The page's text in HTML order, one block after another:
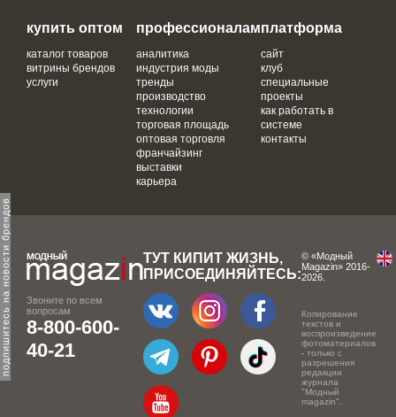
подпишитесь на новости брендов
купить оптом
каталог товаров
витрины брендов
услуги
профессионалам
аналитика
индустрия моды
тренды
производство
технологии
торговая площадь
оптовая торговля
франчайзинг
выставки
карьера
платформа
сайт
клуб
специальные
проекты
как работать в
системе
контакты
Звоните по всем
вопросам
8-800-600-
40-21
ТУТ КИПИТ ЖИЗНЬ,
ПРИСОЕДИНЯЙТЕСЬ:
© «Модный
Magazin» 2016-
2026.
Копирование
текстов и
воспроизведение
фотоматериалов
- только с
разрешения
редакции
журнала
"Модный
magazin".